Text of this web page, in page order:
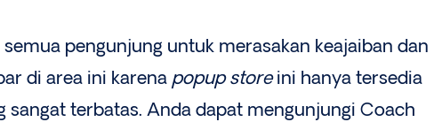
pengunjung untuk merasakan keajaiban dan
di area ini karena popup storeini hanya tersedia
sangat terbatas. Anda dapat mengunjungi Coach